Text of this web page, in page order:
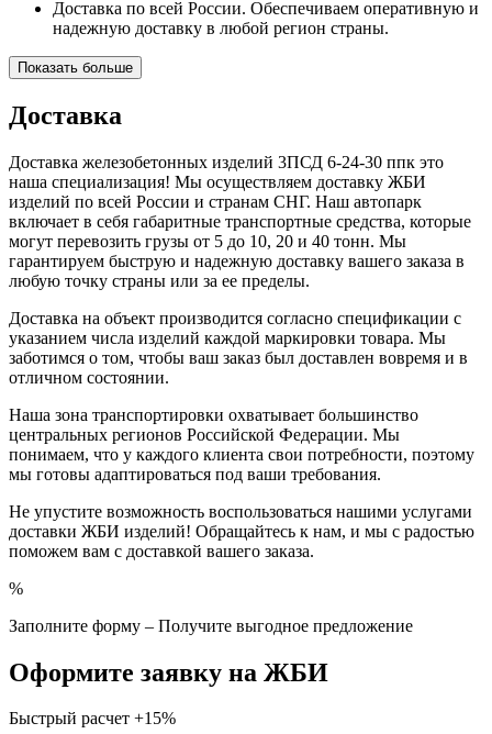
Доставка по всей России. Обеспечиваем оперативную и
надежную доставку в любой регион страны.
Показать больше
Доставка
Доставка железобетонных изделий 3ПСД 6-24-30 ппк это
наша специализация! Мы осуществляем доставку ЖБИ
изделий по всей России и странам СНГ. Наш автопарк
включает в себя габаритные транспортные средства, которые
могут перевозить грузы от 5 до 10, 20 и 40 тонн. Мы
гарантируем быструю и надежную доставку вашего заказа в
любую точку страны или за ее пределы.
Доставка на объект производится согласно спецификации с
указанием числа изделий каждой маркировки товара. Мы
заботимся о том, чтобы ваш заказ был доставлен вовремя и в
отличном состоянии.
Наша зона транспортировки охватывает большинство
центральных регионов Российской Федерации. Мы
понимаем, что у каждого клиента свои потребности, поэтому
мы готовы адаптироваться под ваши требования.
Не упустите возможность воспользоваться нашими услугами
доставки ЖБИ изделий! Обращайтесь к нам, и мы с радостью
поможем вам с доставкой вашего заказа.
%
Заполните форму – Получите выгодное предложение
Оформите заявку на ЖБИ
Быстрый расчет +15%